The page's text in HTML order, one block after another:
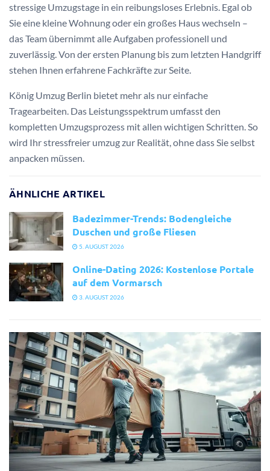
stressige Umzugstage in ein reibungsloses Erlebnis. Egal ob
Sie eine kleine Wohnung oder ein großes Haus wechseln –
das Team übernimmt alle Aufgaben professionell und
zuverlässig. Von der ersten Planung bis zum letzten Handgriff
stehen Ihnen erfahrene Fachkräfte zur Seite.
König Umzug Berlin bietet mehr als nur einfache
Tragearbeiten. Das Leistungsspektrum umfasst den
kompletten Umzugsprozess mit allen wichtigen Schritten. So
wird Ihr stressfreier umzug zur Realität, ohne dass Sie selbst
anpacken müssen.
ÄHNLICHE ARTIKEL
Badezimmer-Trends: Bodengleiche
Duschen und große Fliesen
5. AUGUST 2026
Online-Dating 2026: Kostenlose Portale
auf dem Vormarsch
3. AUGUST 2026